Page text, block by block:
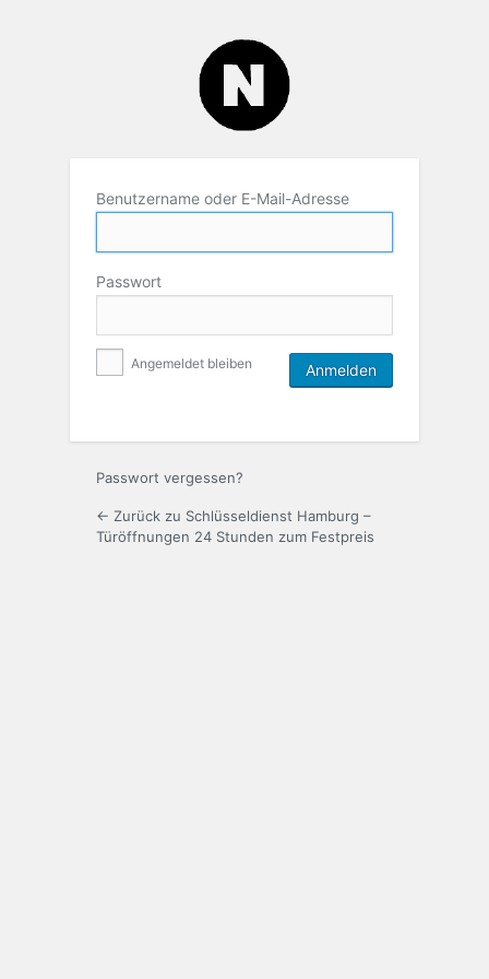
Benutzername oder E-Mail-Adresse
Passwort
Angemeldet bleiben
Passwort vergessen?
← Zurück zu Schlüsseldienst Hamburg –
Türöffnungen 24 Stunden zum Festpreis